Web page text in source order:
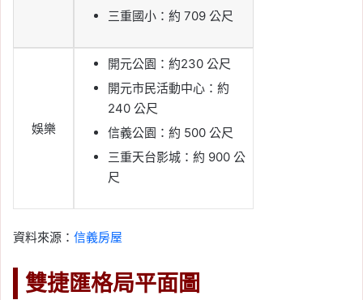
三重國小：約 709 公尺
娛樂
開元公園：約230 公尺
開元市民活動中心：約
240 公尺
信義公園：約 500 公尺
三重天台影城：約 900 公
尺
資料來源： 信義房屋
雙捷匯格局平面圖